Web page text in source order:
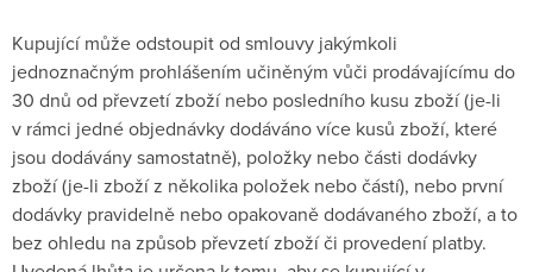
Kupující může odstoupit od smlouvy jakýmkoli
jednoznačným prohlášením učiněným vůči prodávajícímu do
30 dnů od převzetí zboží nebo posledního kusu zboží (je-li
v rámci jedné objednávky dodáváno více kusů zboží, které
jsou dodávány samostatně), položky nebo části dodávky
zboží (je-li zboží z několika položek nebo částí), nebo první
dodávky pravidelně nebo opakovaně dodávaného zboží, a to
bez ohledu na způsob převzetí zboží či provedení platby.